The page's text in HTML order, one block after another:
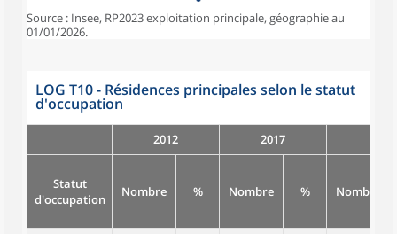
Source : Insee, RP2023 exploitation principale, géographie au
01/01/2026.
LOG T10 - Résidences principales selon le statut
d'occupation
2012 2017
Statut
d'occupation
Nombre % Nombre % Nombre